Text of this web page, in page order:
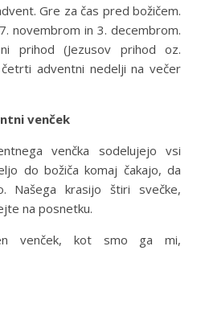
Gre za čas pred božičem.
novembrom in 3. decembrom.
prihod (Jezusov prihod oz.
adventni nedelji na večer
venček
venčka sodelujejo vsi
do božiča komaj čakajo, da
Našega krasijo štiri svečke,
na posnetku.
venček, kot smo ga mi,